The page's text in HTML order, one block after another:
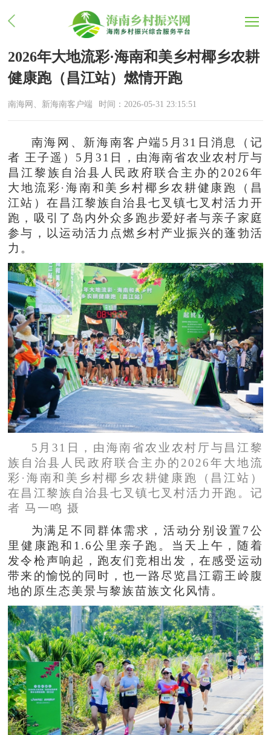
2026年大地流彩·海南和美乡村椰乡农耕
健康跑（昌江站）燃情开跑
南海网、新海南客户端 时间：2026-05-31 23:15:51
南海网、新海南客户端5月31日消息（记
者 王子遥）5月31日，由海南省农业农村厅与
昌江黎族自治县人民政府联合主办的2026年
大地流彩·海南和美乡村椰乡农耕健康跑（昌
江站）在昌江黎族自治县七叉镇七叉村活力开
跑，吸引了岛内外众多跑步爱好者与亲子家庭
参与，以运动活力点燃乡村产业振兴的蓬勃活
力。
5月31日，由海南省农业农村厅与昌江黎
族自治县人民政府联合主办的2026年大地流
彩·海南和美乡村椰乡农耕健康跑（昌江站）
在昌江黎族自治县七叉镇七叉村活力开跑。记
者 马一鸣 摄
为满足不同群体需求，活动分别设置7公
里健康跑和1.6公里亲子跑。当天上午，随着
发令枪声响起，跑友们竞相出发，在感受运动
带来的愉悦的同时，也一路尽览昌江霸王岭腹
地的原生态美景与黎族苗族文化风情。